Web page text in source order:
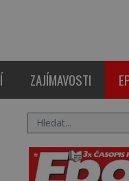
ZAJÍMAVOSTI